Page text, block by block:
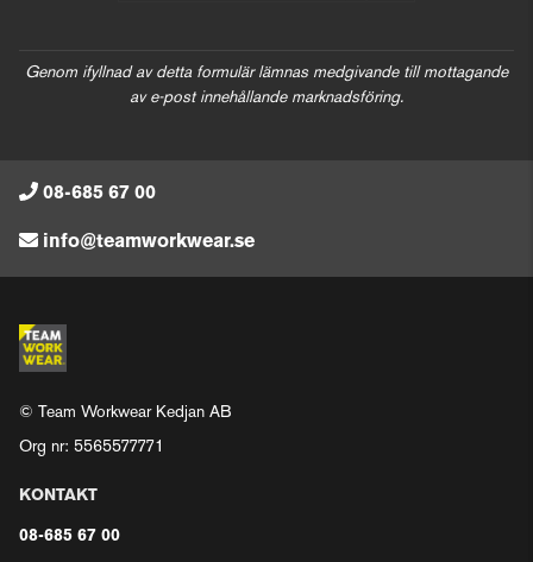
Genom ifyllnad av detta formulär lämnas medgivande till mottagande
av e-post innehållande marknadsföring.
08-685 67 00
info@teamworkwear.se
© Team Workwear Kedjan AB
Org nr: 5565577771
KONTAKT
08-685 67 00